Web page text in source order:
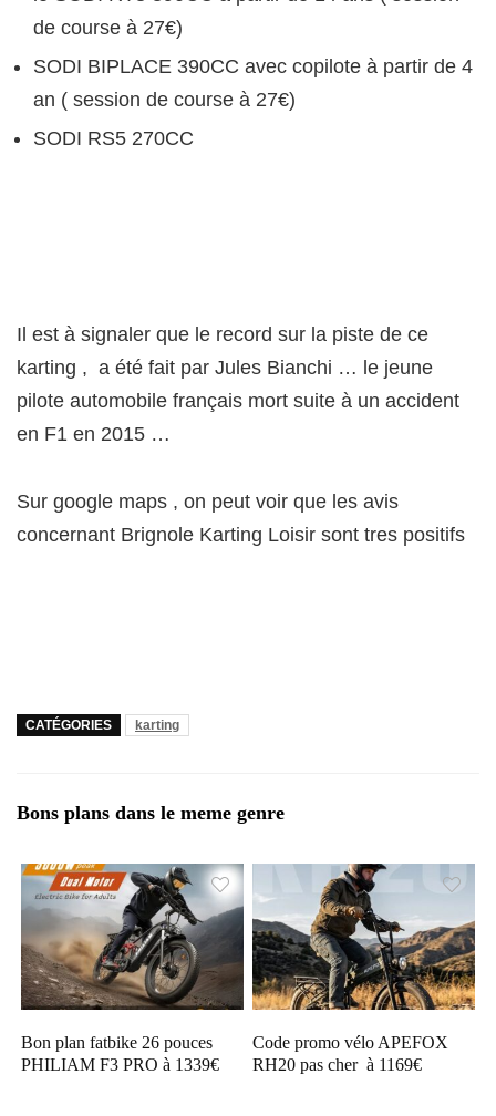
de course à 27€)
SODI BIPLACE 390CC avec copilote à partir de 4
an ( session de course à 27€)
SODI RS5 270CC
Il est à signaler que le record sur la piste de ce
karting , a été fait par Jules Bianchi … le jeune
pilote automobile français mort suite à un accident
en F1 en 2015 …
Sur google maps , on peut voir que les avis
concernant Brignole Karting Loisir sont tres positifs
CATÉGORIES karting
Bons plans dans le meme genre
Bon plan fatbike 26 pouces
PHILIAM F3 PRO à 1339€
Code promo vélo APEFOX
RH20 pas cher à 1169€